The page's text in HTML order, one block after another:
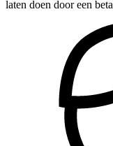
laten doen door een